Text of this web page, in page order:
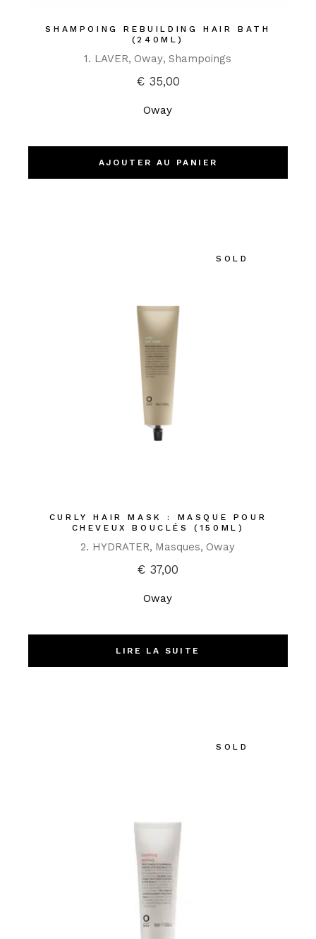
SHAMPOING REBUILDING HAIR BATH
(240ML)
1. LAVER Oway Shampoings
€35,00
Oway
AJOUTER AU PANIER
SOLD
CURLY HAIR MASK : MASQUE POUR
CHEVEUX BOUCLÉS (150ML)
2. HYDRATER Masques Oway
€ 37,00
Oway
LIRE LA SUITE
SOLD